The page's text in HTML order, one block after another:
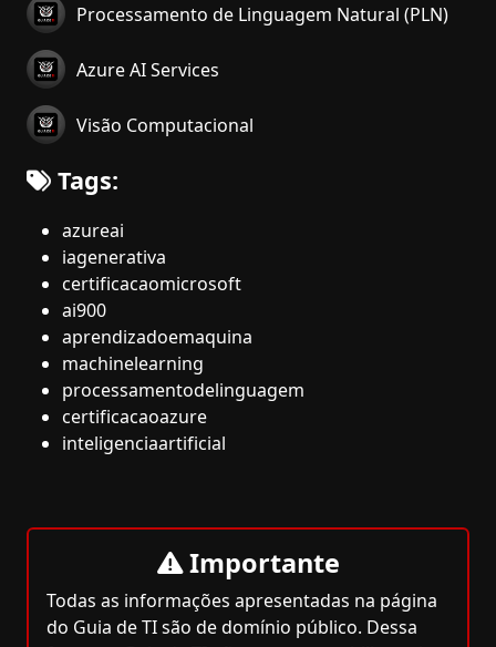
Processamento de Linguagem Natural (PLN)
Azure AI Services
Visão Computacional
Tags:
azureai
iagenerativa
certificacaomicrosoft
ai900
aprendizadoemaquina
machinelearning
processamentodelinguagem
certificacaoazure
inteligenciaartificial
Importante
Todas as informações apresentadas na página
do Guia de TI são de domínio público. Dessa